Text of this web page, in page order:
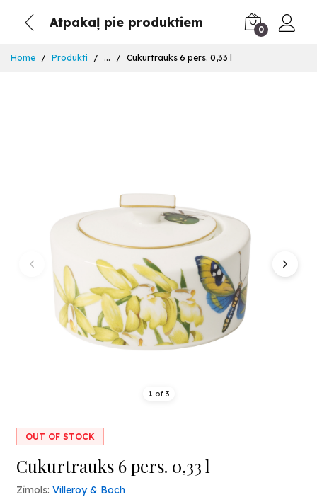
Atpakaļ pie produktiem 0
Home Produkti ... Cukurtrauks 6 pers. 0,33 l
1 of 3
OUT OF STOCK
Cukurtrauks 6 pers. 0,33 l
Zīmols: Villeroy & Boch